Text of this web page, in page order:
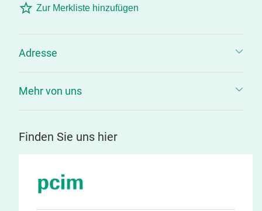
Zur Merkliste hinzufügen
Adresse
Mehr von uns
Finden Sie uns hier